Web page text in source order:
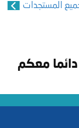
المستجدات
دائما معكم